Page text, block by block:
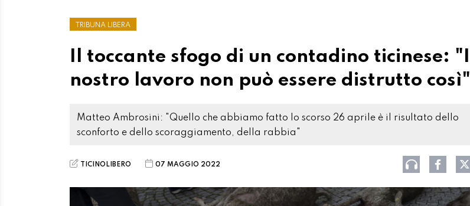
TRIBUNA LIBERA
Il toccante sfogo di un contadino ticinese: "Il
nostro lavoro non può essere distrutto così"
Matteo Ambrosini: "Quello che abbiamo fatto lo scorso 26 aprile è il risultato dello
sconforto e dello scoraggiamento, della rabbia"
TICINOLIBERO 07 MAGGIO 2022